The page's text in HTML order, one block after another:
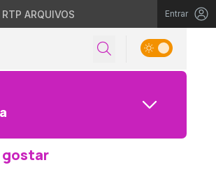
RTP ARQUIVOS Entrar
gostar